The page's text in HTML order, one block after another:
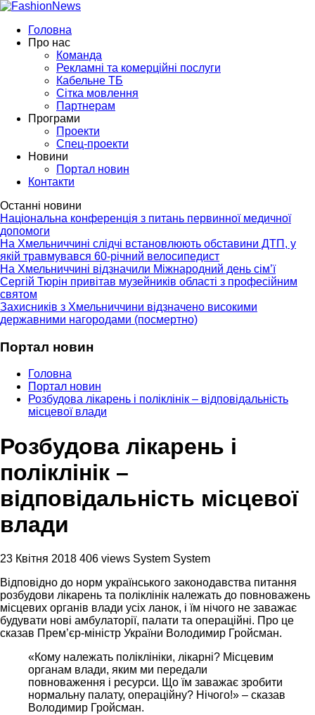
Головна
Про нас
Команда
Рекламні та комерційні послуги
Кабельне ТБ
Сітка мовлення
Партнерам
Програми
Проекти
Спец-проекти
Новини
Портал новин
Контакти
Останні новини
Національна конференція з питань первинної медичної
допомоги
На Хмельниччині слідчі встановлюють обставини ДТП, у
якій травмувався 60-річний велосипедист
На Хмельниччині відзначили Міжнародний день сім’ї
Сергій Тюрін привітав музейників області з професійним
святом
Захисників з Хмельниччини відзначено високими
державними нагородами (посмертно)
Портал новин
Головна
Портал новин
Розбудова лікарень і поліклінік – відповідальність
місцевої влади
Розбудова лікарень і
поліклінік –
відповідальність місцевої
влади
23 Квітня 2018 406 views System System
Відповідно до норм українського законодавства питання
розбудови лікарень та поліклінік належать до повноважень
місцевих органів влади усіх ланок, і їм нічого не заважає
будувати нові амбулаторії, палати та операційні. Про це
сказав Прем’єр-міністр України Володимир Гройсман.
«Кому належать поліклініки, лікарні? Місцевим
органам влади, яким ми передали
повноваження і ресурси. Що їм заважає зробити
нормальну палату, операційну? Нічого!» – сказав
Володимир Гройсман.